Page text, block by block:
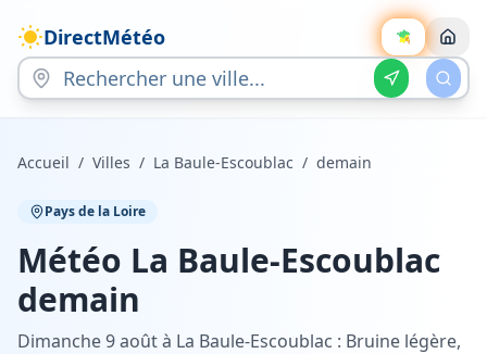
DirectMétéo
Accueil / Villes / La Baule-Escoublac / demain
Pays de la Loire
Météo La Baule-Escoublac
demain
Dimanche 9 août à La Baule-Escoublac : Bruine légère,